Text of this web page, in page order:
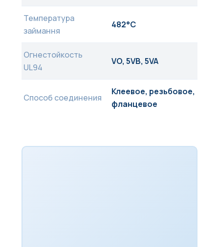
Температура
займання
482°C
Огнестойкость
UL94
VO, 5VB, 5VA
Способ соединения
Клеевое, резьбовое,
фланцевое